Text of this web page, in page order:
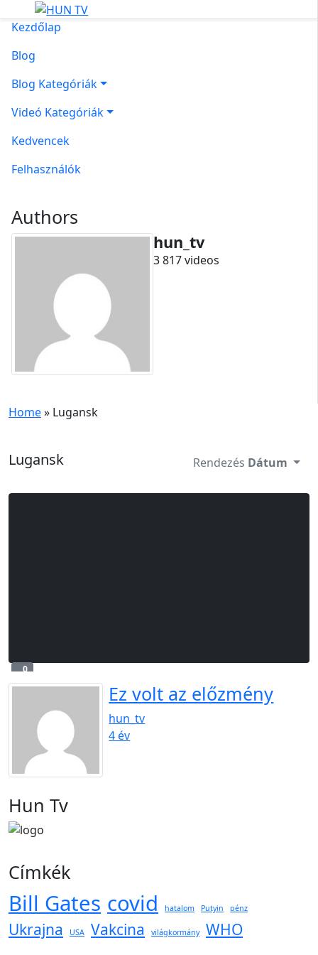
Kezdőlap
Blog
Blog Kategóriák
Videó Kategóriák
Kedvencek
Felhasználók
Authors
hun_tv
3 817 videos
Home» Lugansk
Lugansk Rendezés Dátum
00
Ez volt az előzmény
hun_tv
4 év
Hun Tv
Címkék
Bill Gates covid hatalom Putyin pénz
Ukrajna USA Vakcina világkormány WHO